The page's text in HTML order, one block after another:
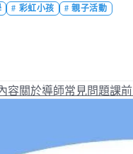
# 彩虹小孩 #親子活動
容關於導師常見問題課